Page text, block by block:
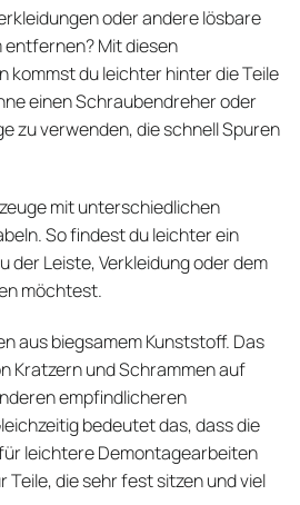
oder andere lösbare
entfernen? Mit diesen
kommst du leichter hinter die Teile
einen Schraubendreher oder
zu verwenden, die schnell Spuren
mit unterschiedlichen
So findest du leichter ein
der Leiste, Verkleidung oder dem
möchtest.
aus biegsamem Kunststoff. Das
Kratzern und Schrammen auf
empfindlicheren
bedeutet das, dass die
leichtere Demontagearbeiten
die sehr fest sitzen und viel